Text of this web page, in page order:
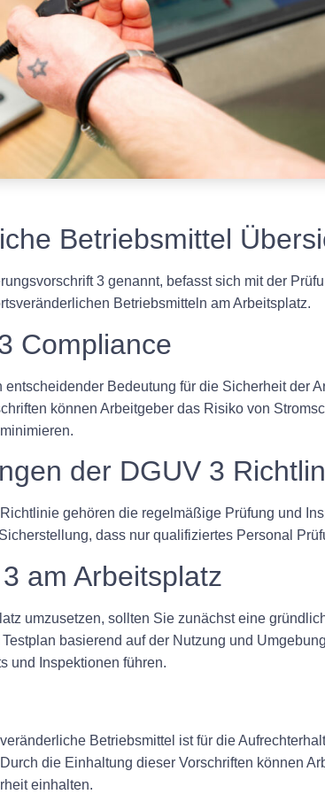
Betriebsmittel
3 genannt, befasst sich mit der
Betriebsmitteln am Arbeitsplatz.
Compliance
Bedeutung für die Sicherheit der
können Arbeitgeber das Risiko von
der DGUV 3
gehören die regelmäßige Prüfung und
dass nur qualifiziertes Personal
am Arbeitsplatz
umzusetzen, sollten Sie zunächst eine
basierend auf der Nutzung und
und Inspektionen führen.
Betriebsmittel ist für die
die Einhaltung dieser Vorschriften können
einhalten.